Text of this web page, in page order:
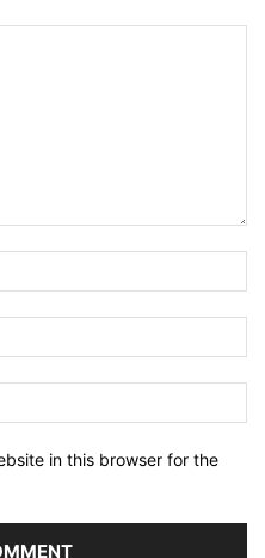
in this browser for the